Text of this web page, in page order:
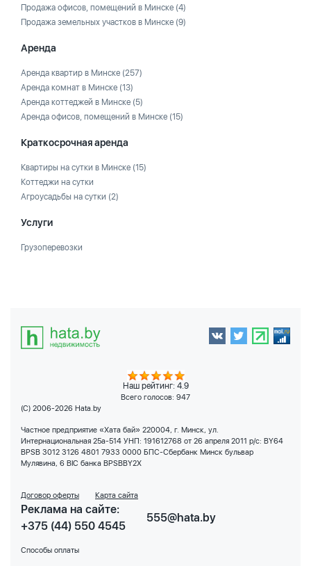
Продажа офисов, помещений в Минске (4)
Продажа земельных участков в Минске (9)
Аренда
Аренда квартир в Минске (257)
Аренда комнат в Минске (13)
Аренда коттеджей в Минске (5)
Аренда офисов, помещений в Минске (15)
Краткосрочная аренда
Квартиры на сутки в Минске (15)
Коттеджи на сутки
Агроусадьбы на сутки (2)
Услуги
Грузоперевозки
Наш рейтинг: 4.9
Всего голосов: 947
(C) 2006-2026 Hata.by
Частное предприятие «Хата бай» 220004, г. Минск, ул.
Интернациональная 25а-514 УНП: 191612768 от 26 апреля 2011 р/с: BY64
BPSB 3012 3126 4801 7933 0000 БПС-Сбербанк Минск бульвар
Мулявина, 6 BIC банка BPSBBY2X
Договор оферты Карта сайта
Реклама на сайте:
+375 (44) 550 4545
555@hata.by
Способы оплаты